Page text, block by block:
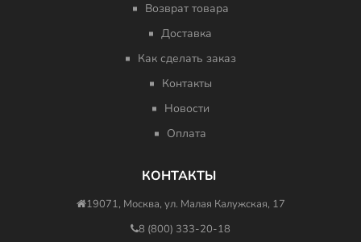
Возврат товара
Доставка
Как сделать заказ
Контакты
Новости
Оплата
КОНТАКТЫ
19071, Москва, ул. Малая Калужская, 17
8 (800) 333-20-18